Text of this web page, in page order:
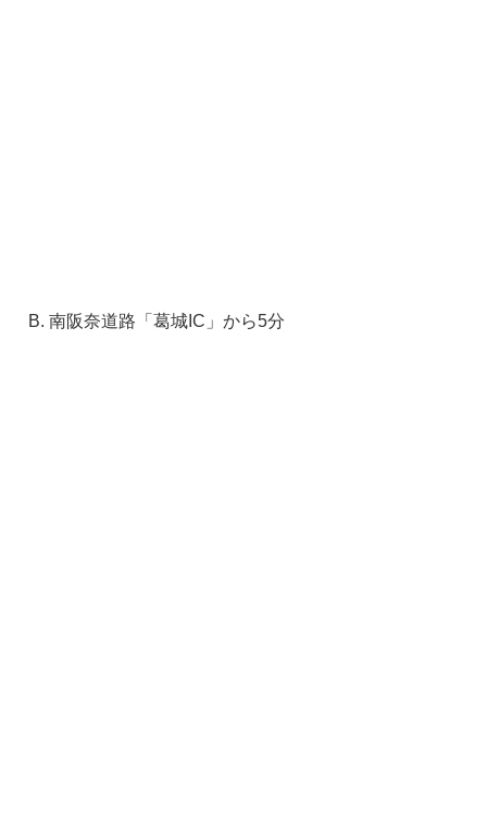
南阪奈道路「葛城IC」から5分